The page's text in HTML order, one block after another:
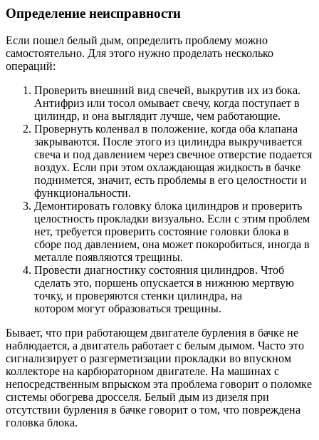
Определение неисправности
Если пошел белый дым, определить проблему можно
самостоятельно. Для этого нужно проделать несколько
операций:
Проверить внешний вид свечей, выкрутив их из бока.
Антифриз или тосол омывает свечу, когда поступает в
цилиндр, и она выглядит лучше, чем работающие.
Провернуть коленвал в положение, когда оба клапана
закрываются. После этого из цилиндра выкручивается
свеча и под давлением через свечное отверстие подается
воздух. Если при этом охлаждающая жидкость в бачке
поднимется, значит, есть проблемы в его целостности и
функциональности.
Демонтировать головку блока цилиндров и проверить
целостность прокладки визуально. Если с этим проблем
нет, требуется проверить состояние головки блока в
сборе под давлением, она может покоробиться, иногда в
металле появляются трещины.
Провести диагностику состояния цилиндров. Чтоб
сделать это, поршень опускается в нижнюю мертвую
точку, и проверяются стенки цилиндра, на
котором могут образоваться трещины.
Бывает, что при работающем двигателе бурления в бачке не
наблюдается, а двигатель работает с белым дымом. Часто это
сигнализирует о разгерметизации прокладки во впускном
коллекторе на карбюраторном двигателе. На машинах с
непосредственным впрыском эта проблема говорит о поломке
системы обогрева дросселя. Белый дым из дизеля при
отсутствии бурления в бачке говорит о том, что повреждена
головка блока.